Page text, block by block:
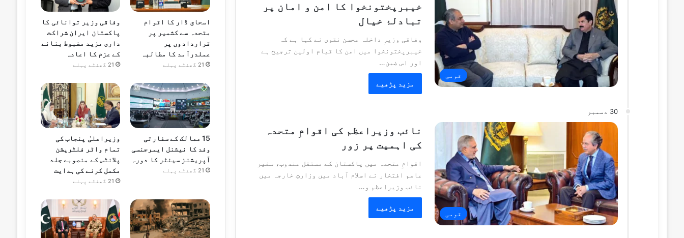
قومی
خیبرپختونخوا کا امن و امان پر
تبادلۂ خیال
وفاقی وزیرِ داخلہ محسن نقوی نے کہا ہے کہ
خیبرپختونخوا میں امن کا قیام اولین ترجیح ہے
اور اس ضمن…
مزید پڑھیے
30 دسمبر
قومی
نائب وزیراعظم کی اقوامِ متحدہ
کی اہمیت پر زور
اقوامِ متحدہ میں پاکستان کے مستقل مندوب، سفیر
عاصم افتخار نے اسلام آباد میں وزارتِ خارجہ میں
نائب وزیراعظم و…
مزید پڑھیے
اسحاق ڈار کا اقوام
متحدہ سے کشمیر پر
قراردادوں پر
عملدرآمد کا مطالبہ
21 گھنٹے پہلے
وفاقی وزیر توانائی کا
پاکستان ایران شراکت
داری مزید مضبوط بنانے
کے عزم کا اعادہ
21 گھنٹے پہلے
15 ممالک کے سفارتی
وفد کا نیشنل ایمرجنسی
آپریشنز سینٹر کا دورہ
21 گھنٹے پہلے
وزیراعلیٰ پنجاب کی
تمام واٹر فلٹریشن
پلانٹس کے منصوبے جلد
مکمل کرنے کی ہدایت
21 گھنٹے پہلے